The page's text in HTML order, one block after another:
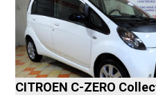
CITROEN C-ZERO